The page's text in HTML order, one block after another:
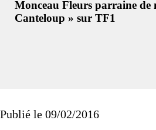
Monceau Fleurs parraine de
Canteloup » sur TF1
Publié le 09/02/2016